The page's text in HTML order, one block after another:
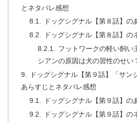
とネタバレ感想
ドッグシグナル【第８話】の
ドッグシグナル【第８話】の
フットワークの軽い飼い
シアンの原因は犬の習性のせい
ドッグシグナル【第９話】「サン
あらすじとネタバレ感想
ドッグシグナル【第９話】の
ドッグシグナル【第９話】の